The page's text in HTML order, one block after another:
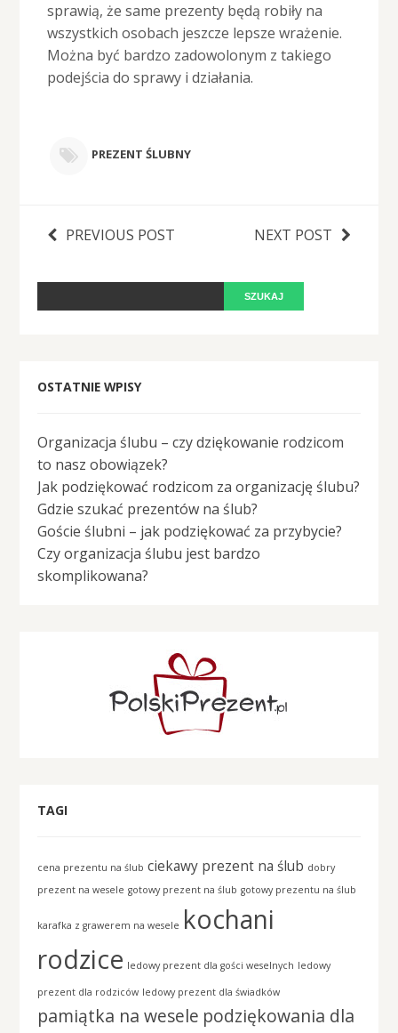
sprawią, że same prezenty będą robiły na
wszystkich osobach jeszcze lepsze wrażenie.
Można być bardzo zadowolonym z takiego
podejścia do sprawy i działania.
PREZENT ŚLUBNY
PREVIOUS POST NEXT POST
OSTATNIE WPISY
Organizacja ślubu – czy dziękowanie rodzicom
to nasz obowiązek?
Jak podziękować rodzicom za organizację ślubu?
Gdzie szukać prezentów na ślub?
Goście ślubni – jak podziękować za przybycie?
Czy organizacja ślubu jest bardzo
skomplikowana?
TAGI
cena prezentu na ślub ciekawy prezent na ślub dobry
prezent na wesele gotowy prezent na ślub gotowy prezentu na ślub
karafka z grawerem na wesele kochani
rodzice ledowy prezent dla gości weselnych ledowy
prezent dla rodziców ledowy prezent dla świadków
pamiątka na wesele podziękowania dla